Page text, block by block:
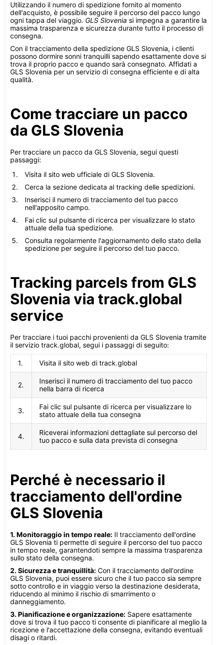
Utilizzando il numero di spedizione fornito al momento
dell'acquisto, è possibile seguire il percorso del pacco lungo
ogni tappa del viaggio. GLS Slovenia si impegna a garantire la
massima trasparenza e sicurezza durante tutto il processo di
consegna.
Con il tracciamento della spedizione GLS Slovenia, i clienti
possono dormire sonni tranquilli sapendo esattamente dove si
trova il proprio pacco e quando sarà consegnato. Affidati a
GLS Slovenia per un servizio di consegna efficiente e di alta
qualità.
Come tracciare un pacco
da GLS Slovenia
Per tracciare un pacco da GLS Slovenia, segui questi
passaggi:
Visita il sito web ufficiale di GLS Slovenia.
Cerca la sezione dedicata al tracking delle spedizioni.
Inserisci il numero di tracciamento del tuo pacco
nell'apposito campo.
Fai clic sul pulsante di ricerca per visualizzare lo stato
attuale della tua spedizione.
Consulta regolarmente l'aggiornamento dello stato della
spedizione per seguire il percorso del tuo pacco.
Tracking parcels from GLS
Slovenia via track.global
service
Per tracciare i tuoi pacchi provenienti da GLS Slovenia tramite
il servizio track.global, segui i passaggi di seguito:
1. Visita il sito web di track.global
2.
Inserisci il numero di tracciamento del tuo pacco
nella barra di ricerca
3.
Fai clic sul pulsante di ricerca per visualizzare lo
stato attuale della tua consegna
4.
Riceverai informazioni dettagliate sul percorso del
tuo pacco e sulla data prevista di consegna
Perché è necessario il
tracciamento dell'ordine
GLS Slovenia
1. Monitoraggio in tempo reale: Il tracciamento dell'ordine
GLS Slovenia ti permette di seguire il percorso del tuo pacco
in tempo reale, garantendoti sempre la massima trasparenza
sullo stato della consegna.
2. Sicurezza e tranquillità: Con il tracciamento dell'ordine
GLS Slovenia, puoi essere sicuro che il tuo pacco sia sempre
sotto controllo e in viaggio verso la destinazione desiderata,
riducendo al minimo il rischio di smarrimento o
danneggiamento.
3. Pianificazione e organizzazione: Sapere esattamente
dove si trova il tuo pacco ti consente di pianificare al meglio la
ricezione e l'accettazione della consegna, evitando eventuali
disagi o ritardi.